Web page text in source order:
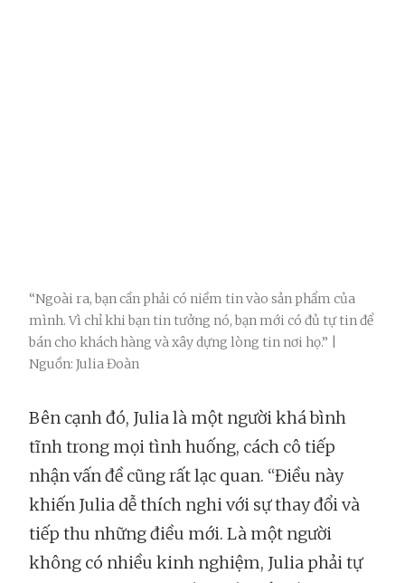
“Ngoài ra, bạn cần phải có niềm tin vào sản phẩm của
mình. Vì chỉ khi bạn tin tưởng nó, bạn mới có đủ tự tin để
bán cho khách hàng và xây dựng lòng tin nơi họ.” |
Nguồn: Julia Đoàn
Bên cạnh đó, Julia là một người khá bình
tĩnh trong mọi tình huống, cách cô tiếp
nhận vấn đề cũng rất lạc quan. “Điều này
khiến Julia dễ thích nghi với sự thay đổi và
tiếp thu những điều mới. Là một người
không có nhiều kinh nghiệm, Julia phải tự